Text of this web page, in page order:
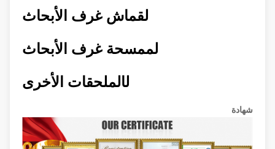
قماش غرف الأبحاث
ممسحة غرف الأبحاث
الملحقات الأخرى
شهادة